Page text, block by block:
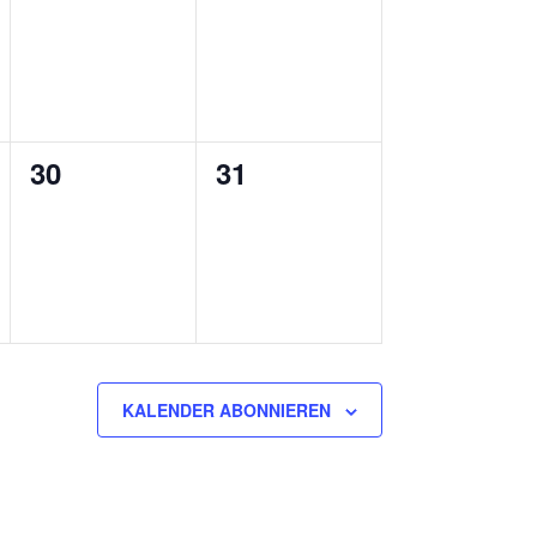
0
30
0
31
KALENDER ABONNIEREN